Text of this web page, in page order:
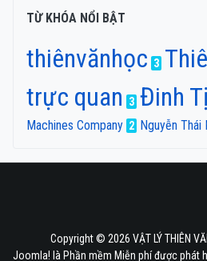
TỪ KHÓA NỔI BẬT
thiênvănhọc 3
trực quan
3 Đinh
Machines Company 2 Nguyễn Thái
Copyright © 2026 VẬT LÝ THIÊN
Joomla! là Phần mềm Miễn phí được phát